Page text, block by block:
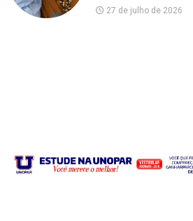
27 de julho de 2026